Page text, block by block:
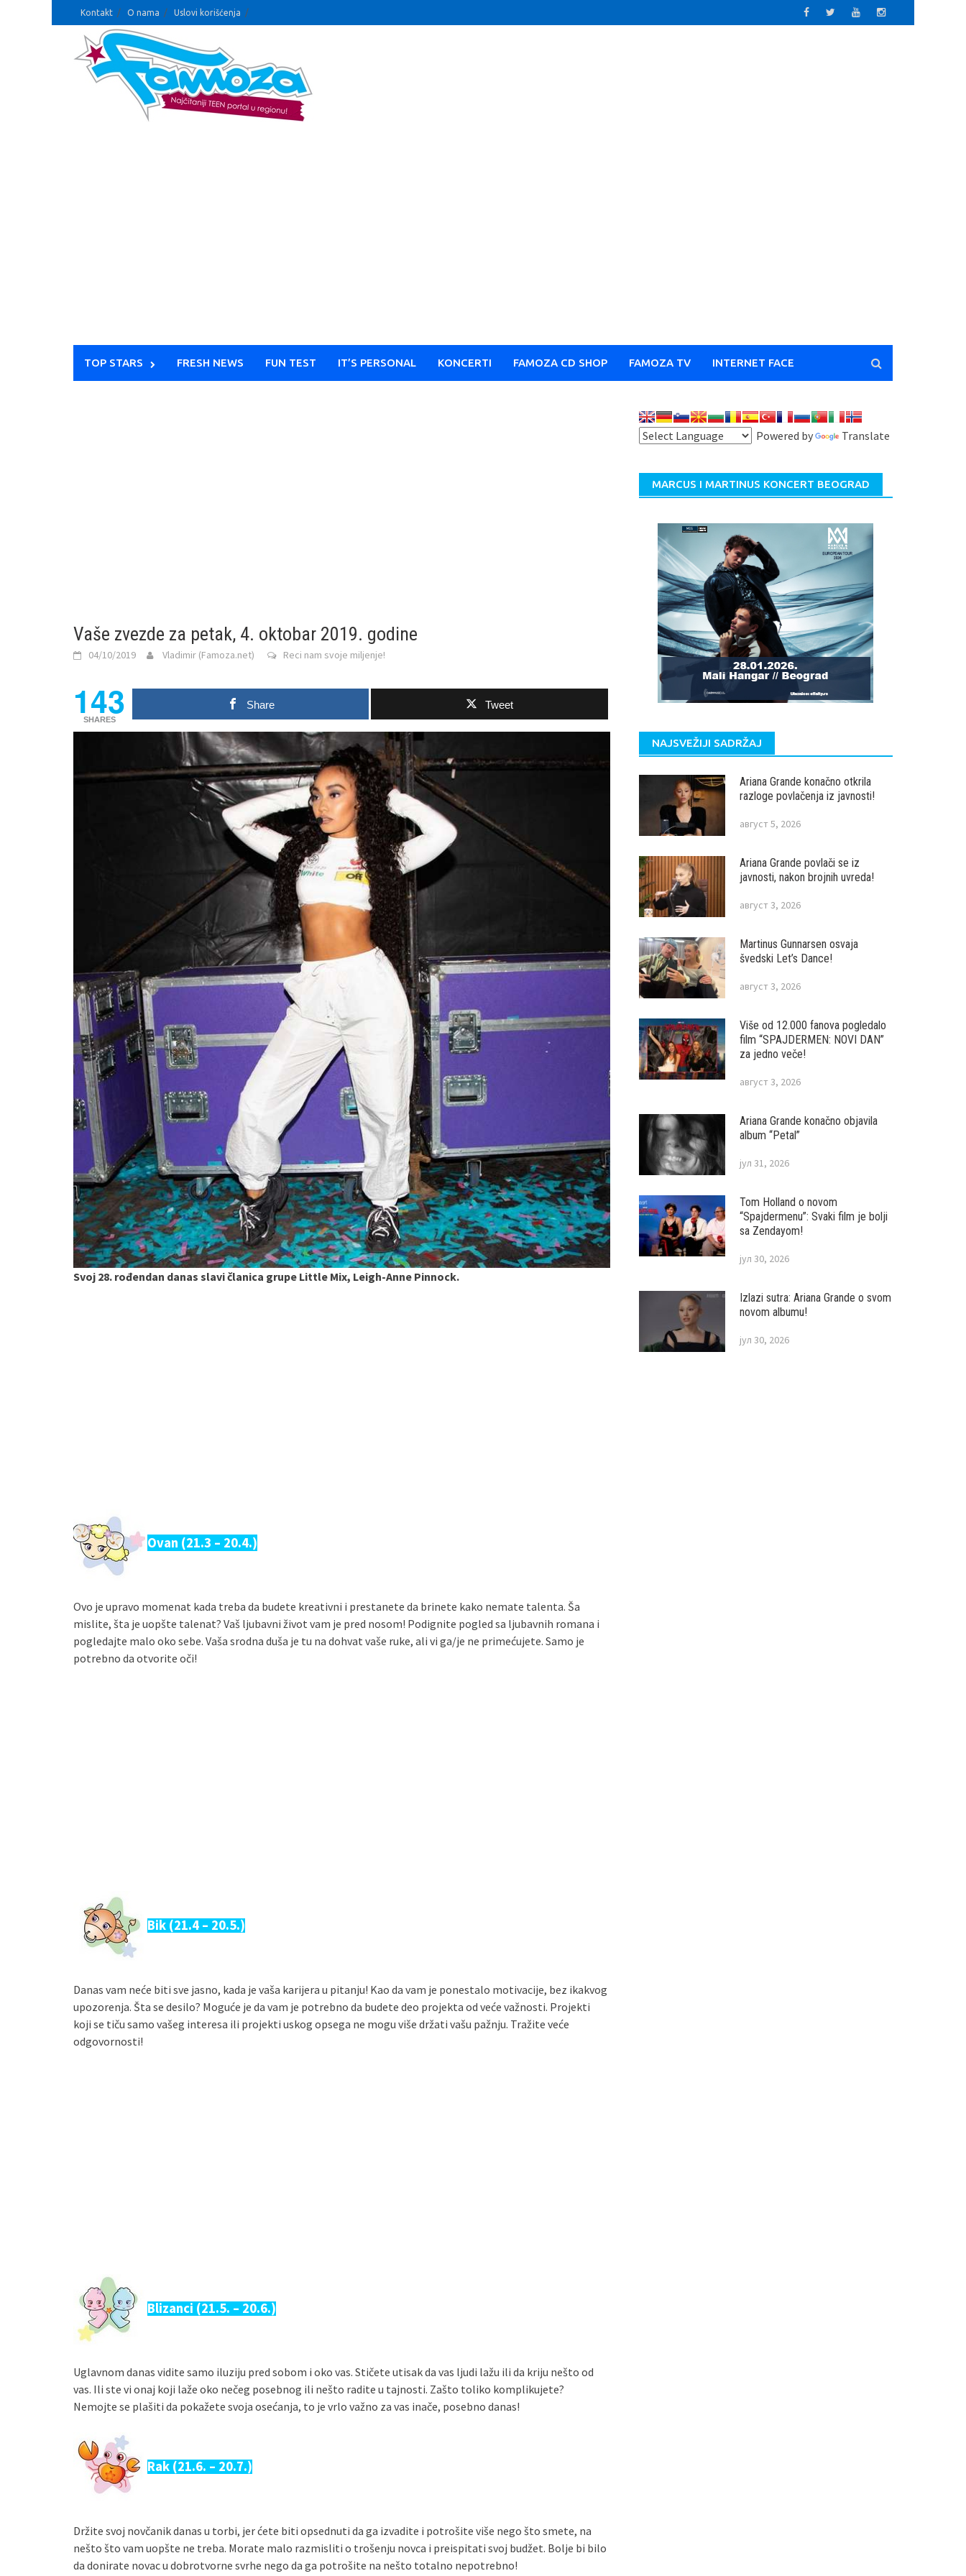
Kontakt O nama Uslovi korišćenja
TOP STARS FRESH NEWS FUN TEST IT’S PERSONAL KONCERTI FAMOZA CD SHOP FAMOZA TV INTERNET FACE
Vaše zvezde za petak, 4. oktobar 2019. godine
04/10/2019 Vladimir (Famoza.net) Reci nam svoje miljenje!
143
SHARES
Share Tweet
Svoj 28. rođendan danas slavi članica grupe Little Mix, Leigh-Anne Pinnock.
Ovan (21.3 – 20.4.)
Ovo je upravo momenat kada treba da budete kreativni i prestanete da brinete kako nemate talenta. Ša
mislite, šta je uopšte talenat? Vaš ljubavni život vam je pred nosom! Podignite pogled sa ljubavnih romana i
pogledajte malo oko sebe. Vaša srodna duša je tu na dohvat vaše ruke, ali vi ga/je ne primećujete. Samo je
potrebno da otvorite oči!
Bik (21.4 – 20.5.)
Danas vam neće biti sve jasno, kada je vaša karijera u pitanju! Kao da vam je ponestalo motivacije, bez ikakvog
upozorenja. Šta se desilo? Moguće je da vam je potrebno da budete deo projekta od veće važnosti. Projekti
koji se tiču samo vašeg interesa ili projekti uskog opsega ne mogu više držati vašu pažnju. Tražite veće
odgovornosti!
Blizanci (21.5. – 20.6.)
Uglavnom danas vidite samo iluziju pred sobom i oko vas. Stičete utisak da vas ljudi lažu ili da kriju nešto od
vas. Ili ste vi onaj koji laže oko nečeg posebnog ili nešto radite u tajnosti. Zašto toliko komplikujete?
Nemojte se plašiti da pokažete svoja osećanja, to je vrlo važno za vas inače, posebno danas!
Rak (21.6. – 20.7.)
Držite svoj novčanik danas u torbi, jer ćete biti opsednuti da ga izvadite i potrošite više nego što smete, na
nešto što vam uopšte ne treba. Morate malo razmisliti o trošenju novca i preispitati svoj budžet. Bolje bi bilo
da donirate novac u dobrotvorne svrhe nego da ga potrošite na nešto totalno nepotrebno!
Powered by Translate
MARCUS I MARTINUS KONCERT BEOGRAD
NAJSVEŽIJI SADRŽAJ
Ariana Grande konačno otkrila
razloge povlačenja iz javnosti!
август 5, 2026
Ariana Grande povlači se iz
javnosti, nakon brojnih uvreda!
август 3, 2026
Martinus Gunnarsen osvaja
švedski Let’s Dance!
август 3, 2026
Više od 12.000 fanova pogledalo
film “SPAJDERMEN: NOVI DAN”
za jedno veče!
август 3, 2026
Ariana Grande konačno objavila
album “Petal”
јул 31, 2026
Tom Holland o novom
“Spajdermenu”: Svaki film je bolji
sa Zendayom!
јул 30, 2026
Izlazi sutra: Ariana Grande o svom
novom albumu!
јул 30, 2026